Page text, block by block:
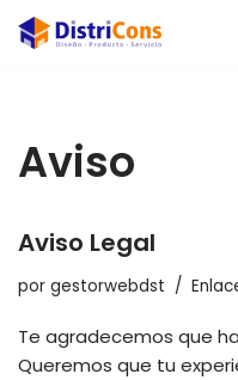
Aviso
Aviso Legal
por gestorwebdst
Te agradecemos que
Queremos que tu